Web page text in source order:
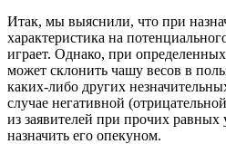
Итак, мы выяснили, что при
характеристика на
играет. Однако, при определенных
может склонить чашу весов в
каких-либо других
случае негативной
из заявителей при прочих равных
назначить его опекуном.